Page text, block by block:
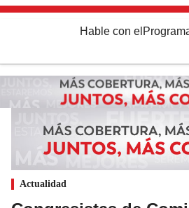
Hable con el
Actualidad